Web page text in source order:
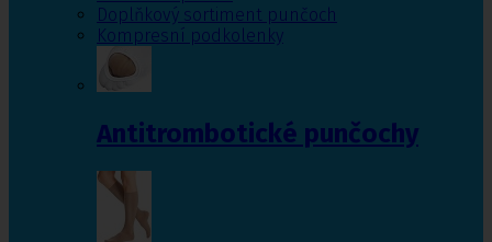
Doplňkový sortiment punčoch
Kompresní podkolenky
Antitrombotické punčochy